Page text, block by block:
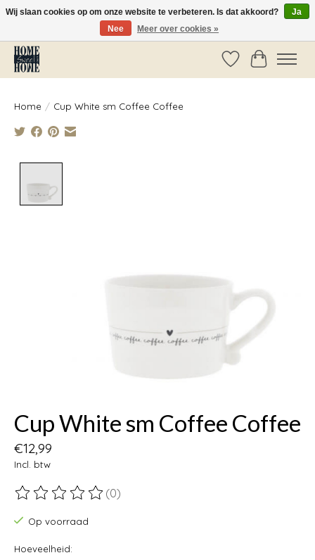
Vóór 14:00 besteld, dezelfde dag verzonden!
Verlanglijst
Home / Cup White sm Coffee Coffee
Cup White sm Coffee Coffee
€12,99
Incl. btw
De beoordeling van dit product is
(0)
Op voorraad
Hoeveelheid:
Wij slaan cookies op om onze website te verbeteren. Is dat akkoord?
Ja
Nee
Meer over cookies »